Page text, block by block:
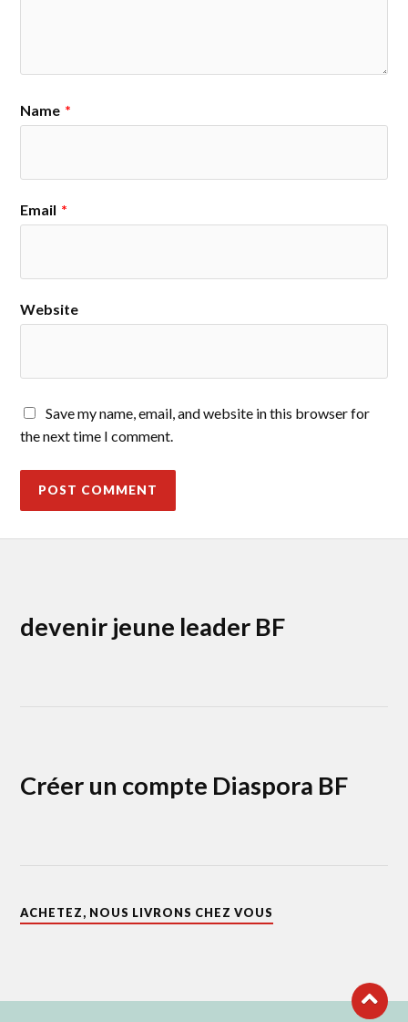
Name *
Email *
Website
Save my name, email, and website in this browser for
the next time I comment.
devenir jeune leader BF
Créer un compte Diaspora BF
ACHETEZ, NOUS LIVRONS CHEZ VOUS